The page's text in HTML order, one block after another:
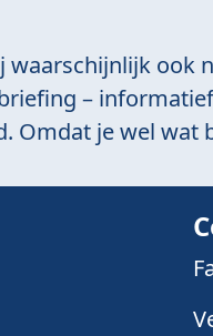
waarschijnlijk ook
–
Omdat je wel wat